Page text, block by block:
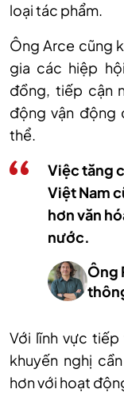
loại tác phẩm.
Ông Arce cũng
gia các hiệp
đồng, tiếp cận
động vận động
thể.
Việc tăng
Việt Nam
hơn văn
nước.
Ông
Với lĩnh vực tiếp
khuyến nghị
hơn với hoạt